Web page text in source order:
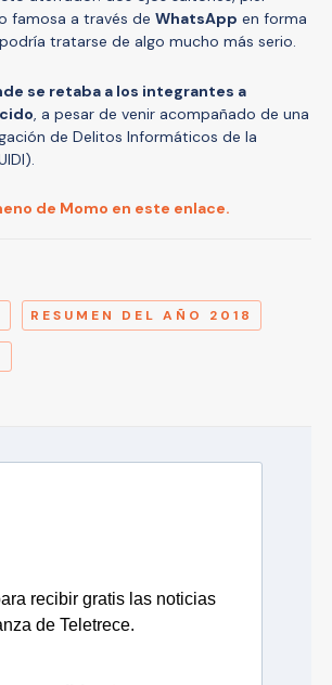
famosa a través de WhatsApp en forma
tratarse de algo mucho más serio.
se retaba a los integrantes a
, a pesar de venir acompañado de una
de Delitos Informáticos de la
de Momo en este enlace.
RESUMEN DEL AÑO 2018
recibir gratis las noticias
de Teletrece.